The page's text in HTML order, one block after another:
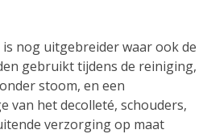
is nog uitgebreider waar ook de
gebruikt tijdens de reiniging,
stoom, en een
van het decolleté, schouders,
verzorging op maat